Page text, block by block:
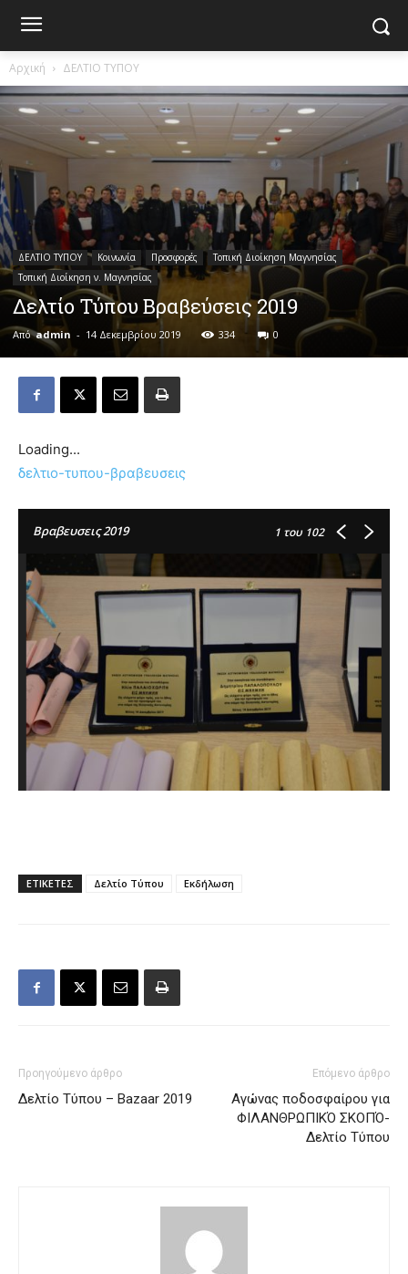
Αρχική ΔΕΛΤΙΟ ΤΥΠΟΥ
ΔΕΛΤΙΟ ΤΥΠΟΥ Κοινωνία Προσφορές
Τοπική Διοίκηση Μαγνησίας
Τοπική Διοίκηση ν. Μαγνησίας
Δελτίο Τύπου Βραβεύσεις 2019
Από admin - 14 Δεκεμβρίου 2019 334 0
Loading...
δελτιο-τυπου-βραβευσεις
Βραβευσεις 2019 1 του 102
ΕΤΙΚΕΤΕΣ Δελτίο Τύπου Εκδήλωση
Προηγούμενο άρθρο
Δελτίο Τύπου – Βazaar 2019
Επόμενο άρθρο
Αγώνας ποδοσφαίρου για
ΦΙΛΑΝΘΡΩΠΙΚΌ ΣΚΟΠΌ-
Δελτίο Τύπου